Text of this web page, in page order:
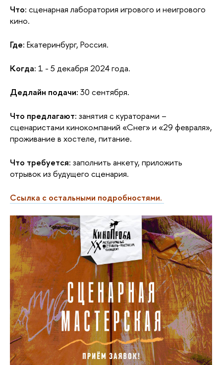
Что: сценарная лаборатория игрового и неигрового
кино.
Где: Екатеринбург, Россия.
Когда: 1 - 5 декабря 2024 года.
Дедлайн подачи: 30 сентября.
Что предлагают: занятия с кураторами –
сценаристами кинокомпаний «Снег» и «29 февраля»,
проживание в хостеле, питание.
Что требуется: заполнить анкету, приложить
отрывок из будущего сценария.
Ссылка с остальными подробностями.